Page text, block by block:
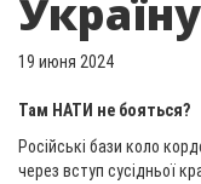
19 июня 2024
Там НАТИ не бояться?
Російські бази коло
через вступ сусідньої